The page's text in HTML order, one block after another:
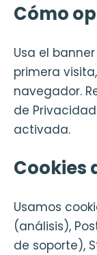
Cómo
Usa el
primera
navegador.
de
activada.
Cookies
Usamos
(análisis),
de soporte),